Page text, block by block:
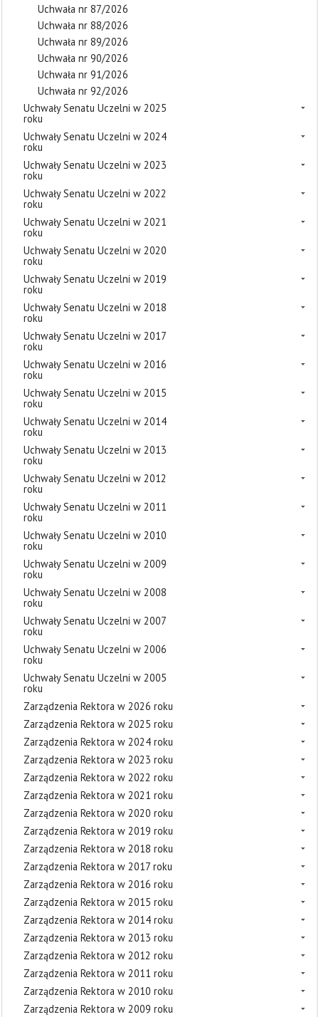
Uchwała nr 87/2026
Uchwała nr 88/2026
Uchwała nr 89/2026
Uchwała nr 90/2026
Uchwała nr 91/2026
Uchwała nr 92/2026
Uchwały Senatu Uczelni w 2025
roku
Uchwały Senatu Uczelni w 2024
roku
Uchwały Senatu Uczelni w 2023
roku
Uchwały Senatu Uczelni w 2022
roku
Uchwały Senatu Uczelni w 2021
roku
Uchwały Senatu Uczelni w 2020
roku
Uchwały Senatu Uczelni w 2019
roku
Uchwały Senatu Uczelni w 2018
roku
Uchwały Senatu Uczelni w 2017
roku
Uchwały Senatu Uczelni w 2016
roku
Uchwały Senatu Uczelni w 2015
roku
Uchwały Senatu Uczelni w 2014
roku
Uchwały Senatu Uczelni w 2013
roku
Uchwały Senatu Uczelni w 2012
roku
Uchwały Senatu Uczelni w 2011
roku
Uchwały Senatu Uczelni w 2010
roku
Uchwały Senatu Uczelni w 2009
roku
Uchwały Senatu Uczelni w 2008
roku
Uchwały Senatu Uczelni w 2007
roku
Uchwały Senatu Uczelni w 2006
roku
Uchwały Senatu Uczelni w 2005
roku
Zarządzenia Rektora w 2026 roku
Zarządzenia Rektora w 2025 roku
Zarządzenia Rektora w 2024 roku
Zarządzenia Rektora w 2023 roku
Zarządzenia Rektora w 2022 roku
Zarządzenia Rektora w 2021 roku
Zarządzenia Rektora w 2020 roku
Zarządzenia Rektora w 2019 roku
Zarządzenia Rektora w 2018 roku
Zarządzenia Rektora w 2017 roku
Zarządzenia Rektora w 2016 roku
Zarządzenia Rektora w 2015 roku
Zarządzenia Rektora w 2014 roku
Zarządzenia Rektora w 2013 roku
Zarządzenia Rektora w 2012 roku
Zarządzenia Rektora w 2011 roku
Zarządzenia Rektora w 2010 roku
Zarządzenia Rektora w 2009 roku